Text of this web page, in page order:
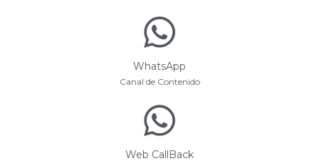
WhatsApp
Canal de Contenido
Web CallBack